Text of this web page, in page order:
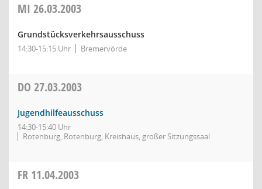
MI 26.03.2003
Grundstücksverkehrsausschuss
14:30-15:15 Uhr Bremervörde
DO 27.03.2003
Jugendhilfeausschuss
14:30-15:40 Uhr
Rotenburg, Rotenburg, Kreishaus, großer Sitzungssaal
FR 11.04.2003